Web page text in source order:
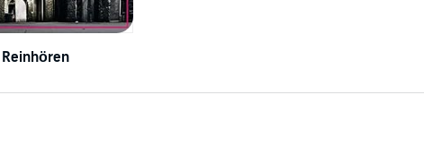
Reinhören